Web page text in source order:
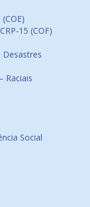
15 (COF)
Desastres
Raciais
Social